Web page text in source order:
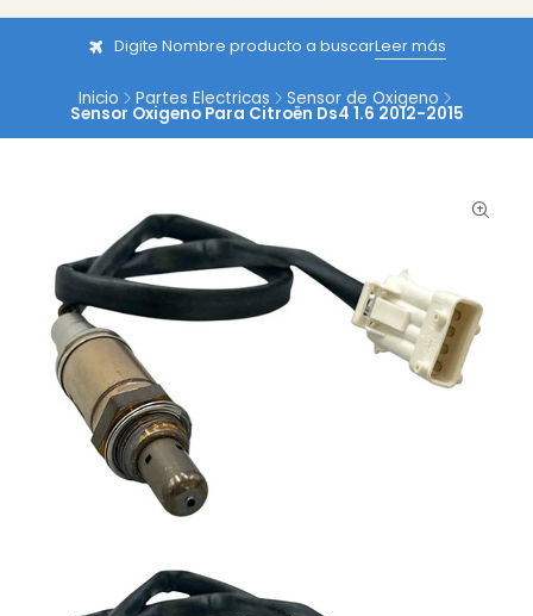
Digite Nombre producto a buscarLeer más
Inicio Partes Electricas Sensor de Oxigeno
Sensor Oxigeno Para Citroën Ds4 1.6 2012-2015